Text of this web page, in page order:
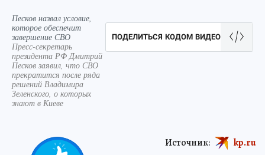
Песков назвал условие,
которое обеспечит
завершение СВО
Пресс-секретарь
президента РФ Дмитрий
Песков заявил, что СВО
прекратится после ряда
решений Владимира
Зеленского, о которых
знают в Киеве
ПОДЕЛИТЬСЯ КОДОМ ВИДЕО
Источник: kp.ru